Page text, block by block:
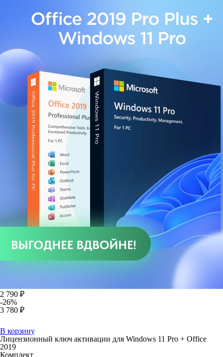
2 790 ₽
-26%
3 780 ₽
В корзину
Лицензионный ключ активации для Windows 11 Pro + Office
2019
Комплект